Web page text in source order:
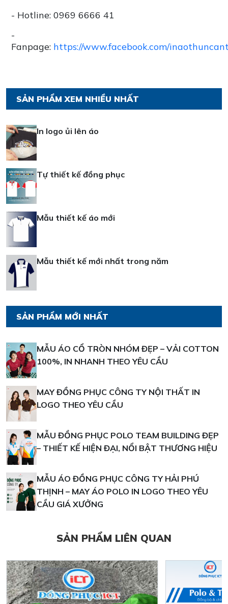
- Hotline: 0969 6666 41
-
Fanpage: https://www.facebook.com/
SẢN PHẨM XEM NHIỀU NHẤT
In logo ủi lên áo
Tự thiết kế đồng phục
Mẫu thiết kế áo mới
Mẫu thiết kế mới nhất trong năm
SẢN PHẨM MỚI NHẤT
MẪU ÁO CỔ TRÒN NHÓM ĐẸP – VẢI COTTON
100%, IN NHANH THEO YÊU CẦU
MAY ĐỒNG PHỤC CÔNG TY NỘI THẤT IN
LOGO THEO YÊU CẦU
MẪU ĐỒNG PHỤC POLO TEAM BUILDING ĐẸP
– THIẾT KẾ HIỆN ĐẠI, NỔI BẬT THƯƠNG HIỆU
MẪU ÁO ĐỒNG PHỤC CÔNG TY HẢI PHÚ
THỊNH – MAY ÁO POLO IN LOGO THEO YÊU
CẦU GIÁ XƯỞNG
SẢN PHẨM LIÊN QUAN